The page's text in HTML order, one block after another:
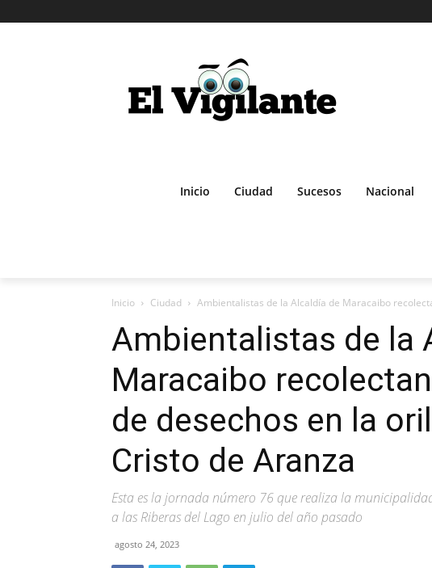
Inicio Ciudad Sucesos Nacional
Inicio Ciudad Ambientalistas de la Alcaldía de Maracaibo
Ambientalistas de la
Maracaibo
de desechos en la
Cristo de Aranza
Esta es la jornada número 76 que realiza la
a las Riberas del Lago en julio del año pasado
agosto 24, 2023